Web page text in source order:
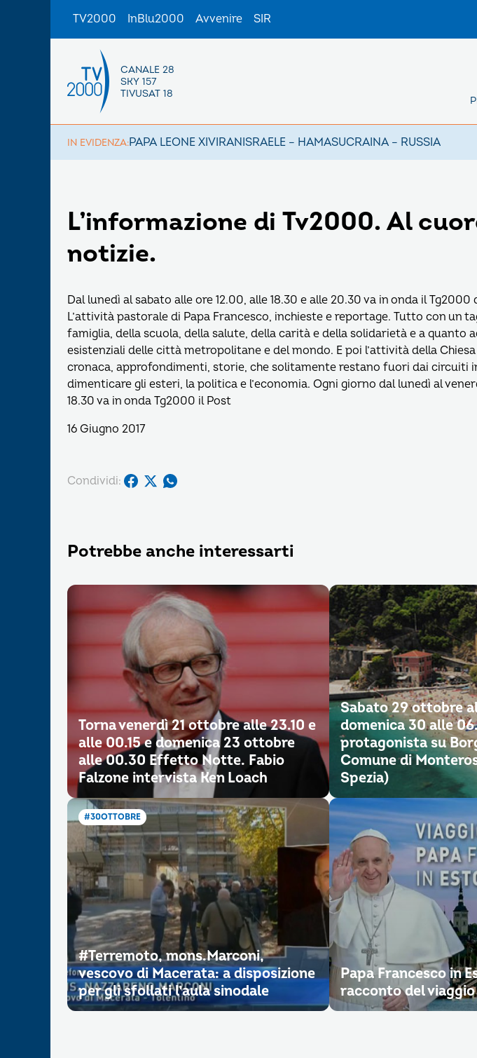
TV2000 InBlu2000 Avvenire SIR
CANALE 28
SKY 157
TIVUSAT 18
IN EVIDENZA:PAPA LEONE XIVIRANISRAELE – HAMASUCRAINA – RUSSIA
L’informazione di Tv2000. Al
notizie.
Dal lunedì al sabato alle ore 12.00, alle 18.30 e alle 20.30 va in onda il
L’attività pastorale di Papa Francesco, inchieste e reportage. Tutto con un
famiglia, della scuola, della salute, della carità e della solidarietà e a quanto
esistenziali delle città metropolitane e del mondo. E poi l’attività della
cronaca, approfondimenti, storie, che solitamente restano fuori dai circuiti
dimenticare gli esteri, la politica e l’economia. Ogni giorno dal lunedì al
18.30 va in onda Tg2000 il Post
16 Giugno 2017
Condividi:
Potrebbe anche interessarti
Torna venerdì 21 ottobre alle 23.10 e
alle 00.15 e domenica 23 ottobre
alle 00.30 Effetto Notte. Fabio
Falzone intervista Ken Loach
Sabato 29 ottobre
domenica 30 alle
protagonista su
Comune di
Spezia)
#30OTTOBRE
#Terremoto, mons.Marconi,
vescovo di Macerata: a disposizione
per gli sfollati l’aula sinodale
Papa Francesco in
racconto del viaggio